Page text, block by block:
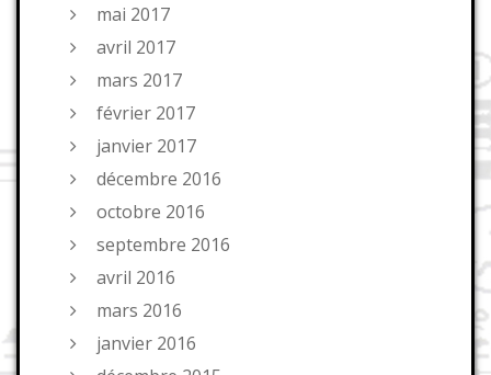
mai 2017
avril 2017
mars 2017
février 2017
janvier 2017
décembre 2016
octobre 2016
septembre 2016
avril 2016
mars 2016
janvier 2016